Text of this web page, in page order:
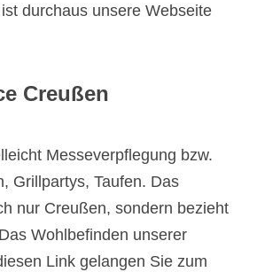
durchaus unsere Webseite
Creußen
Messeverpflegung bzw.
Grillpartys, Taufen. Das
nur Creußen, sondern bezieht
Wohlbefinden unserer
Link gelangen Sie zum